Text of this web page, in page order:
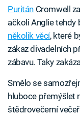
Puritán Cromwell
ačkoli Anglie tehdy
několik věcí, které
zákaz divadelních
zábavu. Taky
Smělo se
hluboce přemýšlet
štědrovečerní